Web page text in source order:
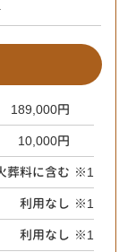
189,000円
10,000円
葬料に含む ※1
利用なし ※1
利用なし ※1